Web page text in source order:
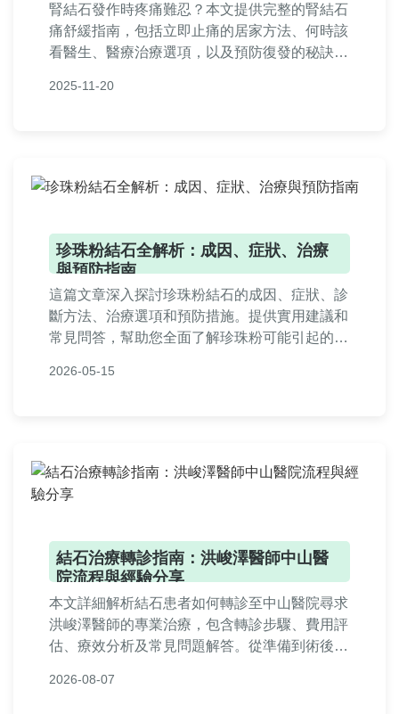
腎結石發作時疼痛難忍？本文提供完整的腎結石
痛舒緩指南，包括立即止痛的居家方法、何時該
看醫生、醫療治療選項，以及預防復發的秘訣。
答常見疑問。
2025-11-20
珍珠粉結石全解析：成因、症狀、治療
與預防指南
這篇文章深入探討珍珠粉結石的成因、症狀、診
斷方法、治療選項和預防措施。提供實用建議和
常見問答，幫助您全面了解珍珠粉可能引起的健
例和專業知識，旨在解決用戶所有疑問。
2026-05-15
結石治療轉診指南：洪峻澤醫師中山醫
院流程與經驗分享
本文詳細解析結石患者如何轉診至中山醫院尋求
洪峻澤醫師的專業治療，包含轉診步驟、費用評
估、療效分析及常見問題解答。從準備到術後追
解決結石困擾。
2026-08-07